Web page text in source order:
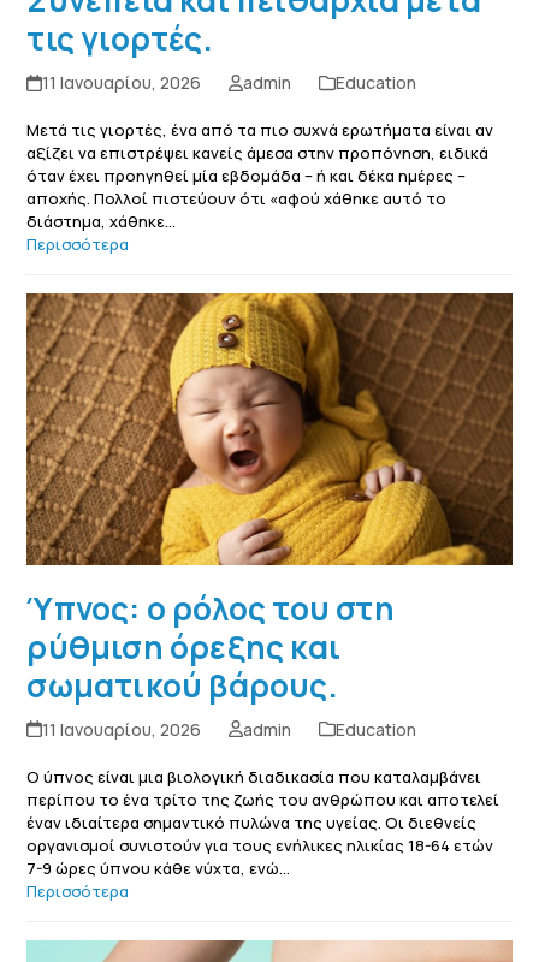
τις γιορτές.
11 Ιανουαρίου, 2026 admin Education
Μετά τις γιορτές, ένα από τα πιο συχνά ερωτήματα είναι αν
αξίζει να επιστρέψει κανείς άμεσα στην προπόνηση, ειδικά
όταν έχει προηγηθεί μία εβδομάδα – ή και δέκα ημέρες –
αποχής. Πολλοί πιστεύουν ότι «αφού χάθηκε αυτό το
διάστημα, χάθηκε…
Περισσότερα
Ύπνος: ο ρόλος του στη
ρύθμιση όρεξης και
σωματικού βάρους.
11 Ιανουαρίου, 2026 admin Education
Ο ύπνος είναι μια βιολογική διαδικασία που καταλαμβάνει
περίπου το ένα τρίτο της ζωής του ανθρώπου και αποτελεί
έναν ιδιαίτερα σημαντικό πυλώνα της υγείας. Οι διεθνείς
οργανισμοί συνιστούν για τους ενήλικες ηλικίας 18-64 ετών
7-9 ώρες ύπνου κάθε νύχτα, ενώ…
Περισσότερα